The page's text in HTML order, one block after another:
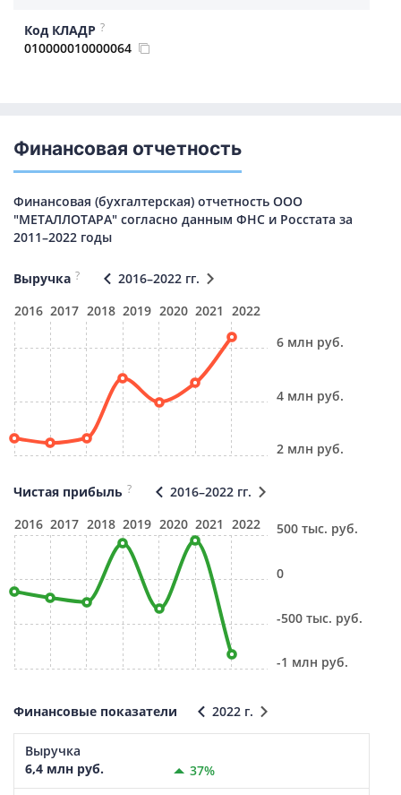
Код КЛАДР ?
010000010000064
Финансовая отчетность
Финансовая (бухгалтерская) отчетность ООО
"МЕТАЛЛОТАРА" согласно данным ФНС и Росстата за
2011–2022 годы
Выручка ?
2016–2022 гг.
2016 2017 2018 2019 2020 2021 2022
2 млн руб.
4 млн руб.
6 млн руб.
Чистая прибыль ?
2016–2022 гг.
2016 2017 2018 2019 2020 2021 2022
-1 млн руб.
-500 тыс. руб.
0
500 тыс. руб.
Финансовые показатели 2022 г.
Выручка
6,4 млн руб.
37%